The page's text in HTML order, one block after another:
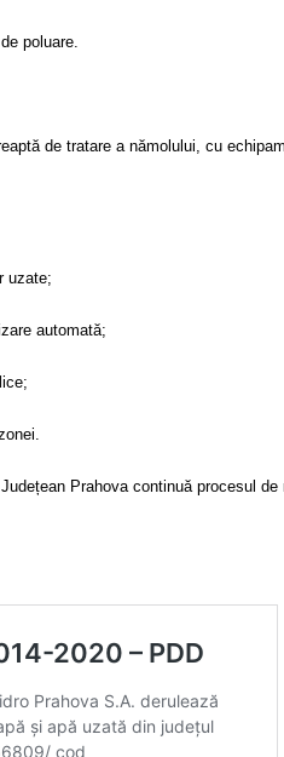
poluare.
de tratare a nămolului, cu
uzate;
automată;
Prahova continuă procesul